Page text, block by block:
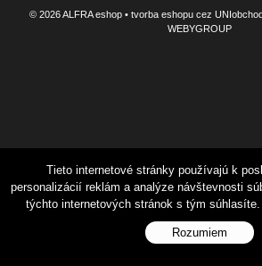
© 2026 ALFRA eshop • tvorba eshopu cez
WEBYGROUP
Tieto internetové stránky používajú k
personalizácií reklám a analýze návštevnosti
týchto internetových stránok s tým súhlasíte.
Rozumiem